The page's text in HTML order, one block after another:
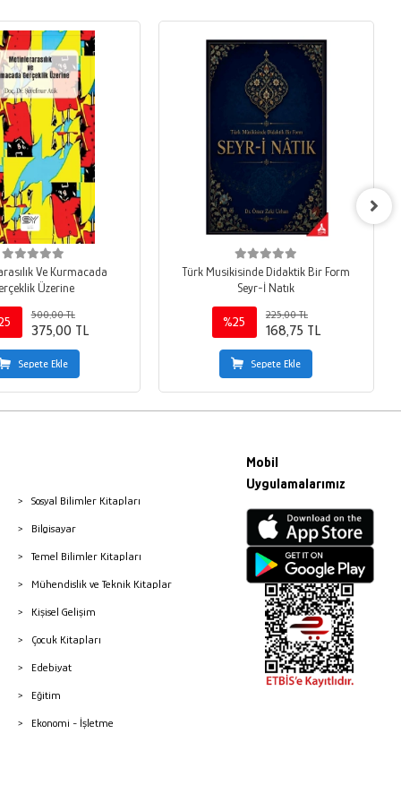
Ve Kurmacada
Üzerine
500,00 TL
375,00 TL
Sepete Ekle
Türk Musikisinde Didaktik Bir Form
Seyr-İ Natık
%25
225,00 TL
168,75 TL
Sepete Ekle
Sosyal Bilimler Kitapları
Bilgisayar
Temel Bilimler Kitapları
Mühendislik ve Teknik Kitaplar
Kişisel Gelişim
Çocuk Kitapları
Edebiyat
Eğitim
Ekonomi - İşletme
Mobil
Uygulamalarımız